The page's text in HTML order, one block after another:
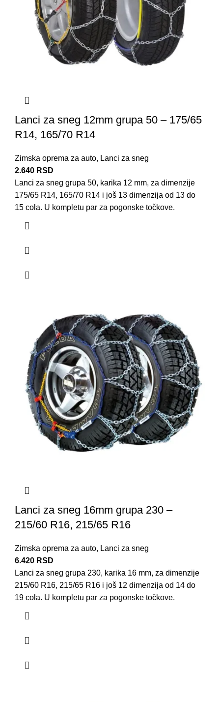
Lanci za sneg 12mm grupa 50 – 175/65
R14, 165/70 R14
Zimska oprema za auto, Lanci za sneg
2.640 RSD
Lanci za sneg grupa 50, karika 12 mm, za dimenzije
175/65 R14, 165/70 R14 i još 13 dimenzija od 13 do
15 cola. U kompletu par za pogonske točkove.
Lanci za sneg 16mm grupa 230 –
215/60 R16, 215/65 R16
Zimska oprema za auto, Lanci za sneg
6.420 RSD
Lanci za sneg grupa 230, karika 16 mm, za dimenzije
215/60 R16, 215/65 R16 i još 12 dimenzija od 14 do
19 cola. U kompletu par za pogonske točkove.